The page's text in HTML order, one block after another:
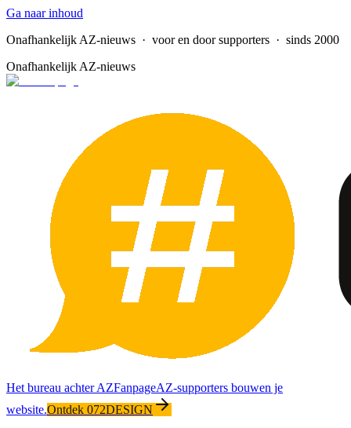
Ga naar inhoud
Onafhankelijk AZ-nieuws · voor en door supporters · sinds 2000
Onafhankelijk AZ-nieuws
Het bureau achter AZFanpageAZ-supporters bouwen je
website.Ontdek 072DESIGN